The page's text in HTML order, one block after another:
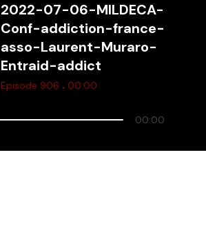
2022-07-06-MILDECA-
Conf-addiction-france-
asso-Laurent-Muraro-
Entraid-addict
Episode 906 . 00:00
00:00